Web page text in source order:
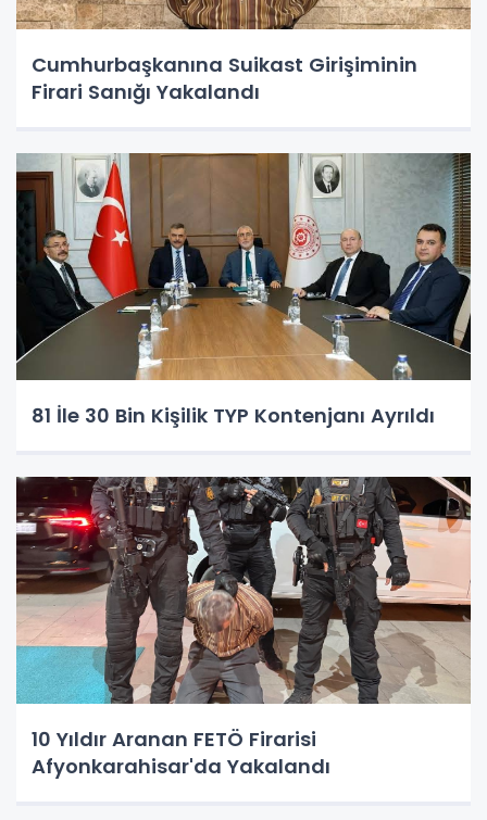
Cumhurbaşkanına Suikast Girişiminin
Firari Sanığı Yakalandı
81 İle 30 Bin Kişilik TYP Kontenjanı Ayrıldı
10 Yıldır Aranan FETÖ Firarisi
Afyonkarahisar'da Yakalandı